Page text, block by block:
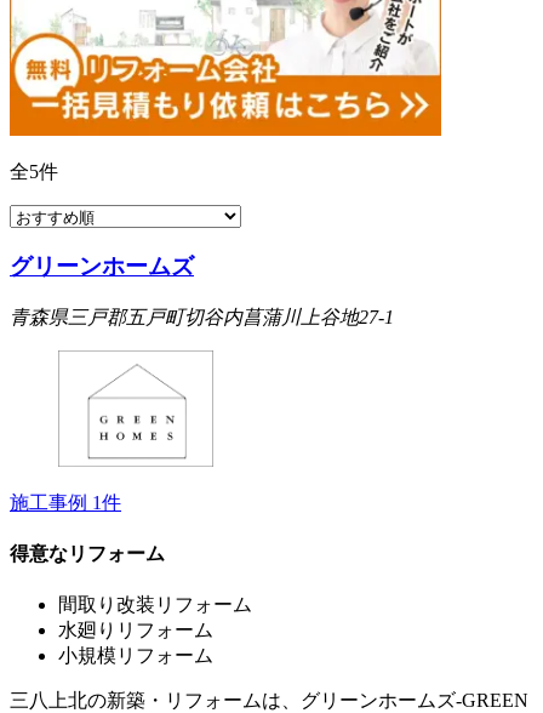
全5件
グリーンホームズ
青森県三戸郡五戸町切谷内菖蒲川上谷地27-1
施工事例 1件
得意なリフォーム
間取り改装リフォーム
水廻りリフォーム
小規模リフォーム
三八上北の新築・リフォームは、グリーンホームズ‐GREEN